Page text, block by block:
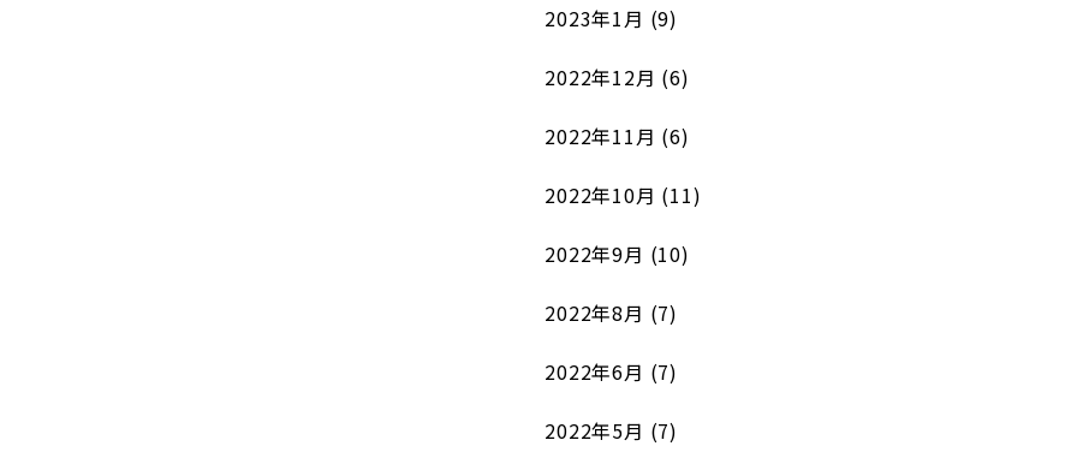
2023年1月 (9)
2022年12月 (6)
2022年11月 (6)
2022年10月 (11)
2022年9月 (10)
2022年8月 (7)
2022年6月 (7)
2022年5月 (7)